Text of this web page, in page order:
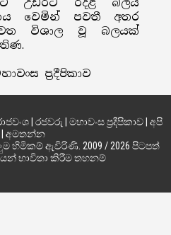
වෙමින් පවතී අතර
විශාල වූ බලයක්
ප්‍රදීපිකාව
| රජවරු | මහාවංස ප්‍රදීපිකාව| අපි
| අමතන්න
හිමිකම් ඇවිරිණි. 2009 / 2026 පිටපත්
භාවිතා කිරීම තහනම්